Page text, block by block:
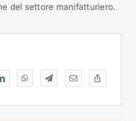
del settore manifatturiero.